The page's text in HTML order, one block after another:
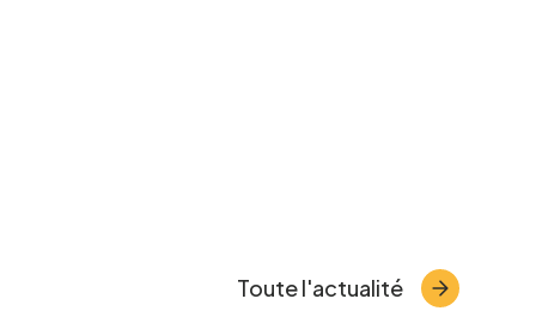
Toute l'actualité